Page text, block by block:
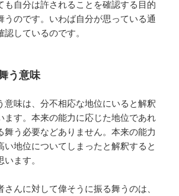
も自分は許されることを確認する目的
うのです。いわば自分が思っている通
しているのです。
う意味
意味は、分不相応な地位にいると解釈
ます。本来の能力に応じた地位であれ
舞う必要などありません。本来の能力
い地位についてしまったと解釈すると
ます。
んに対して偉そうに振る舞うのは、